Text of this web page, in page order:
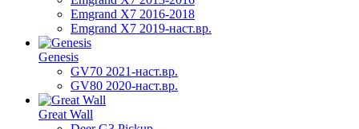
Emgrand X7 2016-2018
Emgrand X7 2019-наст.вр.
Genesis
GV70 2021-наст.вр.
GV80 2020-наст.вр.
Great Wall